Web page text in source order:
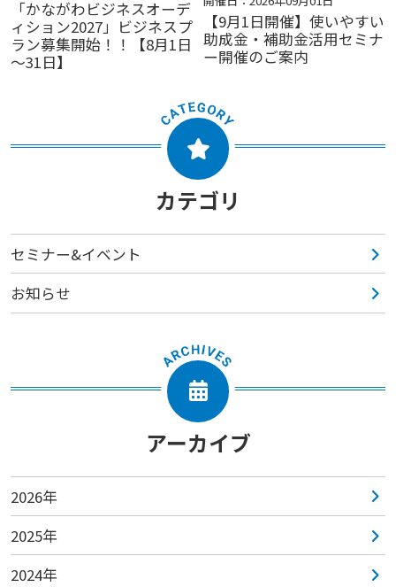
「かながわビジネスオーデ
ィション2027」ビジネスプ
ラン募集開始！！【8月1日
～31日】
【9月1日開催】使いやすい
助成金・補助金活用セミナ
ー開催のご案内
カテゴリ
セミナー&イベント
お知らせ
アーカイブ
2026年
2025年
2024年